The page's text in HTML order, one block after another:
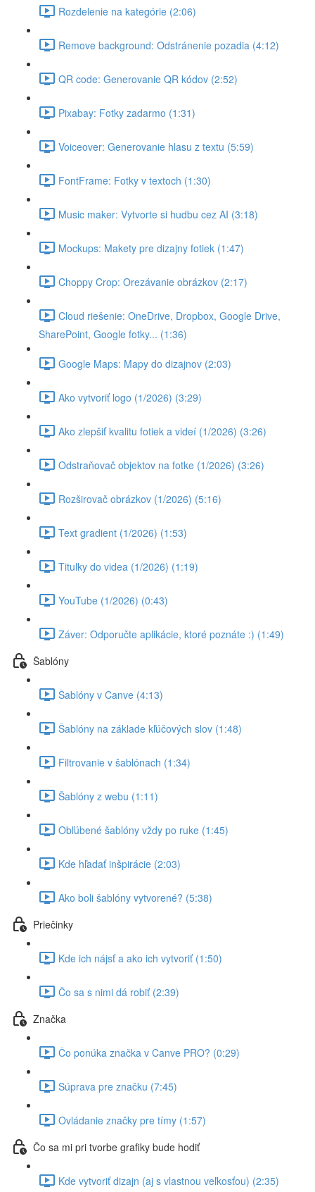
Rozdelenie na kategórie (2:06)
Remove background: Odstránenie pozadia (4:12)
QR code: Generovanie QR kódov (2:52)
Pixabay: Fotky zadarmo (1:31)
Voiceover: Generovanie hlasu z textu (5:59)
FontFrame: Fotky v textoch (1:30)
Music maker: Vytvorte si hudbu cez AI (3:18)
Mockups: Makety pre dizajny fotiek (1:47)
Choppy Crop: Orezávanie obrázkov (2:17)
Cloud riešenie: OneDrive, Dropbox, Google Drive,
SharePoint, Google fotky... (1:36)
Google Maps: Mapy do dizajnov (2:03)
Ako vytvoriť logo (1/2026) (3:29)
Ako zlepšiť kvalitu fotiek a videí (1/2026) (3:26)
Odstraňovač objektov na fotke (1/2026) (3:26)
Rozširovač obrázkov (1/2026) (5:16)
Text gradient (1/2026) (1:53)
Titulky do videa (1/2026) (1:19)
YouTube (1/2026) (0:43)
Záver: Odporučte aplikácie, ktoré poznáte :) (1:49)
Šablóny
Šablóny v Canve (4:13)
Šablóny na základe kľúčových slov (1:48)
Filtrovanie v šablónach (1:34)
Šablóny z webu (1:11)
Obľúbené šablóny vždy po ruke (1:45)
Kde hľadať inšpirácie (2:03)
Ako boli šablóny vytvorené? (5:38)
Priečinky
Kde ich nájsť a ako ich vytvoriť (1:50)
Čo sa s nimi dá robiť (2:39)
Značka
Čo ponúka značka v Canve PRO? (0:29)
Súprava pre značku (7:45)
Ovládanie značky pre tímy (1:57)
Čo sa mi pri tvorbe grafiky bude hodiť
Kde vytvoriť dizajn (aj s vlastnou veľkosťou) (2:35)